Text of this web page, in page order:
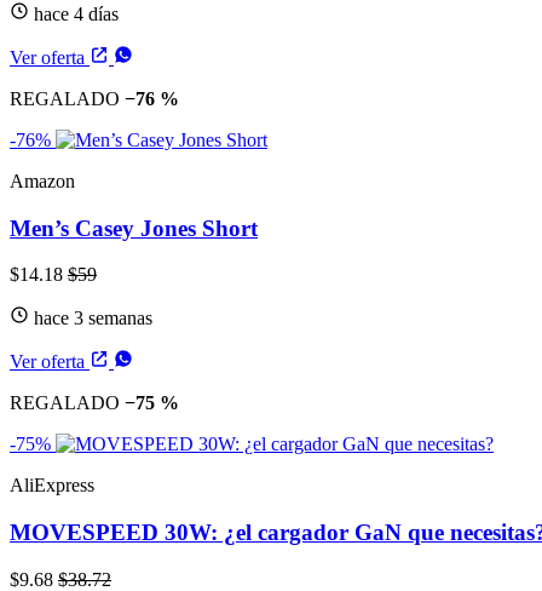
hace 4 días
Ver oferta
REGALADO −76 %
-76%
Amazon
Men’s Casey Jones Short
$14.18 $59
hace 3 semanas
Ver oferta
REGALADO −75 %
-75%
AliExpress
MOVESPEED 30W: ¿el cargador GaN que
$9.68 $38.72